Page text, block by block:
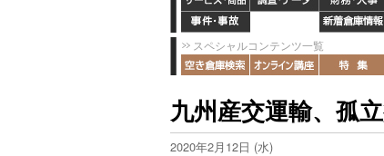
スペシャルコンテンツ一覧
九州産交運輸、孤
2020年2月12日 (水)